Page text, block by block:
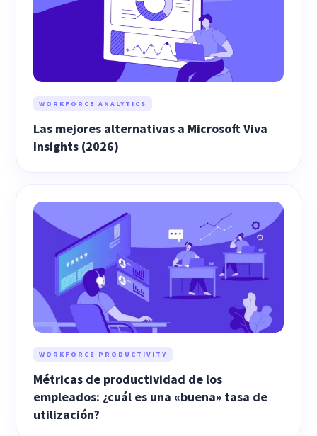
WORKFORCE ANALYTICS
Las mejores alternativas a Microsoft Viva
Insights (2026)
WORKFORCE PRODUCTIVITY
Métricas de productividad de los
empleados: ¿cuál es una «buena» tasa de
utilización?